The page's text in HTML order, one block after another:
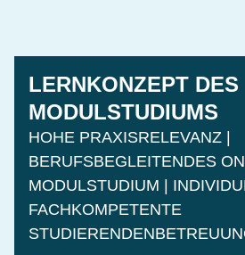
LERNKONZEPT DES
MODULSTUDIUMS
HOHE PRAXISRELEVANZ |
BERUFSBEGLEITENDES
MODULSTUDIUM |
FACHKOMPETENTE